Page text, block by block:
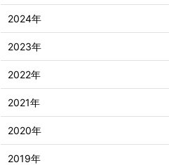
2024年
2023年
2022年
2021年
2020年
2019年